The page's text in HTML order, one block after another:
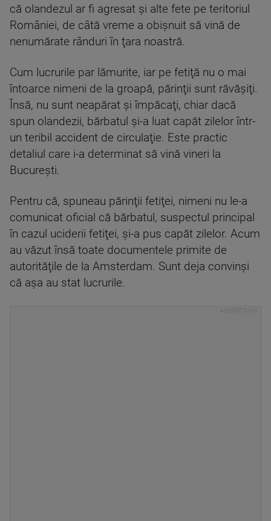
că olandezul ar fi agresat şi alte fete pe teritoriul
României, de câtă vreme a obişnuit să vină de
nenumărate rânduri în ţara noastră.
Cum lucrurile par lămurite, iar pe fetiţă nu o mai
întoarce nimeni de la groapă, părinţii sunt răvăşiţi.
Însă, nu sunt neapărat şi împăcaţi, chiar dacă
spun olandezii, bărbatul şi-a luat capăt zilelor într-
un teribil accident de circulaţie. Este practic
detaliul care i-a determinat să vină vineri la
Bucureşti.
Pentru că, spuneau părinţii fetiţei, nimeni nu le-a
comunicat oficial că bărbatul, suspectul principal
în cazul uciderii fetiţei, şi-a pus capăt zilelor. Acum
au văzut însă toate documentele primite de
autorităţile de la Amsterdam. Sunt deja convinşi
că aşa au stat lucrurile.